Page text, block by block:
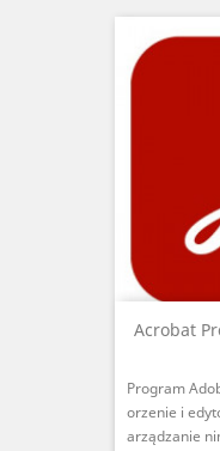
Acrobat
Program
orzenie i
arządzanie